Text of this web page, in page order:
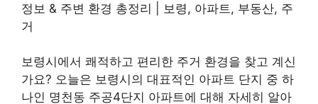
정보 & 주변 환경 총정리 | 보령, 아파트, 부동산, 주
거
보령시에서 쾌적하고 편리한 주거 환경을 찾고 계신
가요? 오늘은 보령시의 대표적인 아파트 단지 중 하
나인 명천동 주공4단지 아파트에 대해 자세히 알아